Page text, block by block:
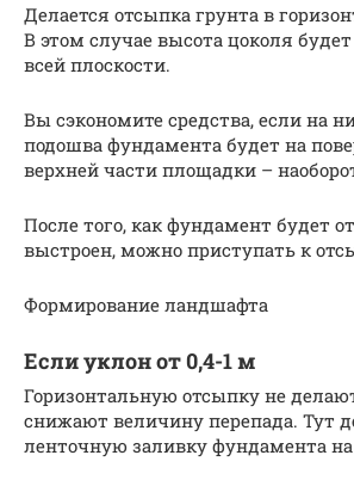
Делается отсыпка грунта в
В этом случае высота цоколя
всей плоскости.
Вы сэкономите средства, если на
подошва фундамента будет на
верхней части площадки –
После того, как фундамент будет
выстроен, можно приступать к
Формирование ландшафта
Если уклон от 0,4-1 м
Горизонтальную отсыпку не
снижают величину перепада. Тут
ленточную заливку фундамента